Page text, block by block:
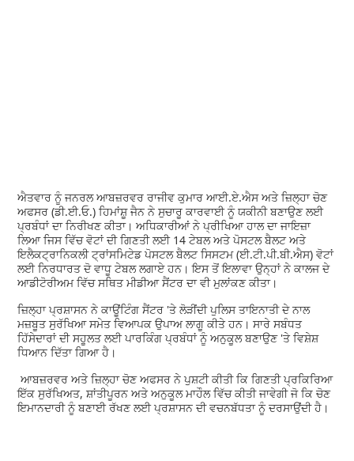
ਐਤਵਾਰ ਨੂੰ ਜਨਰਲ ਆਬਜ਼ਰਵਰ ਰਾਜੀਵ ਕੁਮਾਰ ਆਈ.ਏ.ਐਸ ਅਤੇ ਜ਼ਿਲ੍ਹਾ ਚੋਣ
ਅਫਸਰ (ਡੀ.ਈ.ਓ.) ਹਿਮਾਂਸ਼ੂ ਜੈਨ ਨੇ ਸੁਚਾਰੂ ਕਾਰਵਾਈ ਨੂੰ ਯਕੀਨੀ ਬਣਾਉਣ ਲਈ
ਪ੍ਰਬੰਧਾਂ ਦਾ ਨਿਰੀਖਣ ਕੀਤਾ। ਅਧਿਕਾਰੀਆਂ ਨੇ ਪ੍ਰੀਖਿਆ ਹਾਲ ਦਾ ਜਾਇਜ਼ਾ
ਲਿਆ ਜਿਸ ਵਿੱਚ ਵੋਟਾਂ ਦੀ ਗਿਣਤੀ ਲਈ 14 ਟੇਬਲ ਅਤੇ ਪੋਸਟਲ ਬੈਲਟ ਅਤੇ
ਇਲੈਕਟ੍ਰਾਨਿਕਲੀ ਟ੍ਰਾਂਸਮਿਟੇਡ ਪੋਸਟਲ ਬੈਲਟ ਸਿਸਟਮ (ਈ.ਟੀ.ਪੀ.ਬੀ.ਐਸ) ਵੋਟਾਂ
ਲਈ ਨਿਰਧਾਰਤ ਦੋ ਵਾਧੂ ਟੇਬਲ ਲਗਾਏ ਹਨ। ਇਸ ਤੋਂ ਇਲਾਵਾ ਉਨ੍ਹਾਂ ਨੇ ਕਾਲਜ ਦੇ
ਆਡੀਟੋਰੀਅਮ ਵਿੱਚ ਸਥਿਤ ਮੀਡੀਆ ਸੈਂਟਰ ਦਾ ਵੀ ਮੁਲਾਂਕਣ ਕੀਤਾ।
ਜ਼ਿਲ੍ਹਾ ਪ੍ਰਸ਼ਾਸਨ ਨੇ ਕਾਊਂਟਿੰਗ ਸੈਂਟਰ 'ਤੇ ਲੋੜੀਂਦੀ ਪੁਲਿਸ ਤਾਇਨਾਤੀ ਦੇ ਨਾਲ
ਮਜ਼ਬੂਤ ਸੁਰੱਖਿਆ ਸਮੇਤ ਵਿਆਪਕ ਉਪਾਅ ਲਾਗੂ ਕੀਤੇ ਹਨ। ਸਾਰੇ ਸਬੰਧਤ
ਹਿੱਸੇਦਾਰਾਂ ਦੀ ਸਹੂਲਤ ਲਈ ਪਾਰਕਿੰਗ ਪ੍ਰਬੰਧਾਂ ਨੂੰ ਅਨੁਕੂਲ ਬਣਾਉਣ 'ਤੇ ਵਿਸ਼ੇਸ਼
ਧਿਆਨ ਦਿੱਤਾ ਗਿਆ ਹੈ।
ਆਬਜ਼ਰਵਰ ਅਤੇ ਜ਼ਿਲ੍ਹਾ ਚੋਣ ਅਫਸਰ ਨੇ ਪੁਸ਼ਟੀ ਕੀਤੀ ਕਿ ਗਿਣਤੀ ਪ੍ਰਕਿਰਿਆ
ਇੱਕ ਸੁਰੱਖਿਅਤ, ਸ਼ਾਂਤੀਪੂਰਨ ਅਤੇ ਅਨੁਕੂਲ ਮਾਹੌਲ ਵਿੱਚ ਕੀਤੀ ਜਾਵੇਗੀ ਜੋ ਕਿ ਚੋਣ
ਇਮਾਨਦਾਰੀ ਨੂੰ ਬਣਾਈ ਰੱਖਣ ਲਈ ਪ੍ਰਸ਼ਾਸਨ ਦੀ ਵਚਨਬੱਧਤਾ ਨੂੰ ਦਰਸਾਉਂਦੀ ਹੈ।